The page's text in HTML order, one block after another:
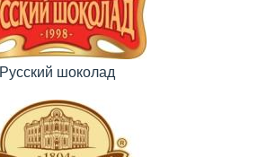
Русский шоколад